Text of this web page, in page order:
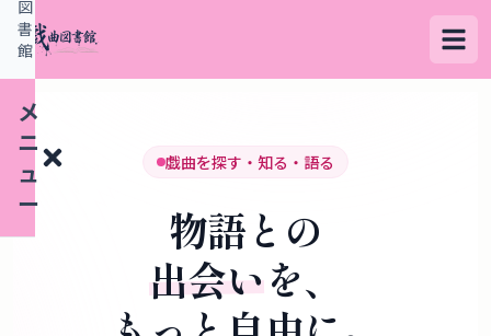
メ
ニ
ュ
ー
図
書
館
戯曲を探す・知る・語る
物語との
出会いを、